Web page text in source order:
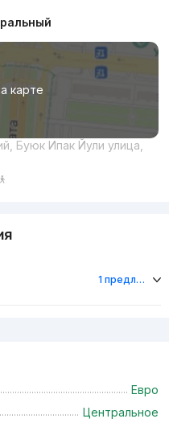
карте
Буюк Ипак Йули улица,
1 предложение
Евро
Центральное